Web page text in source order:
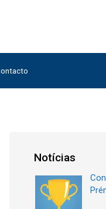
Notícias